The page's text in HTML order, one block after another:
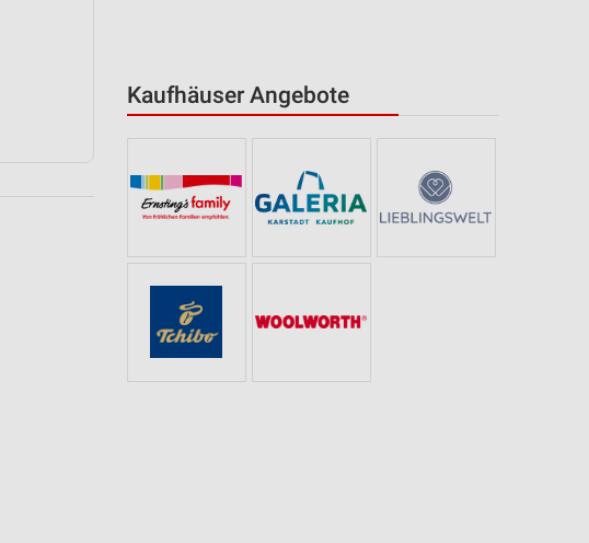
Kaufhäuser Angebote